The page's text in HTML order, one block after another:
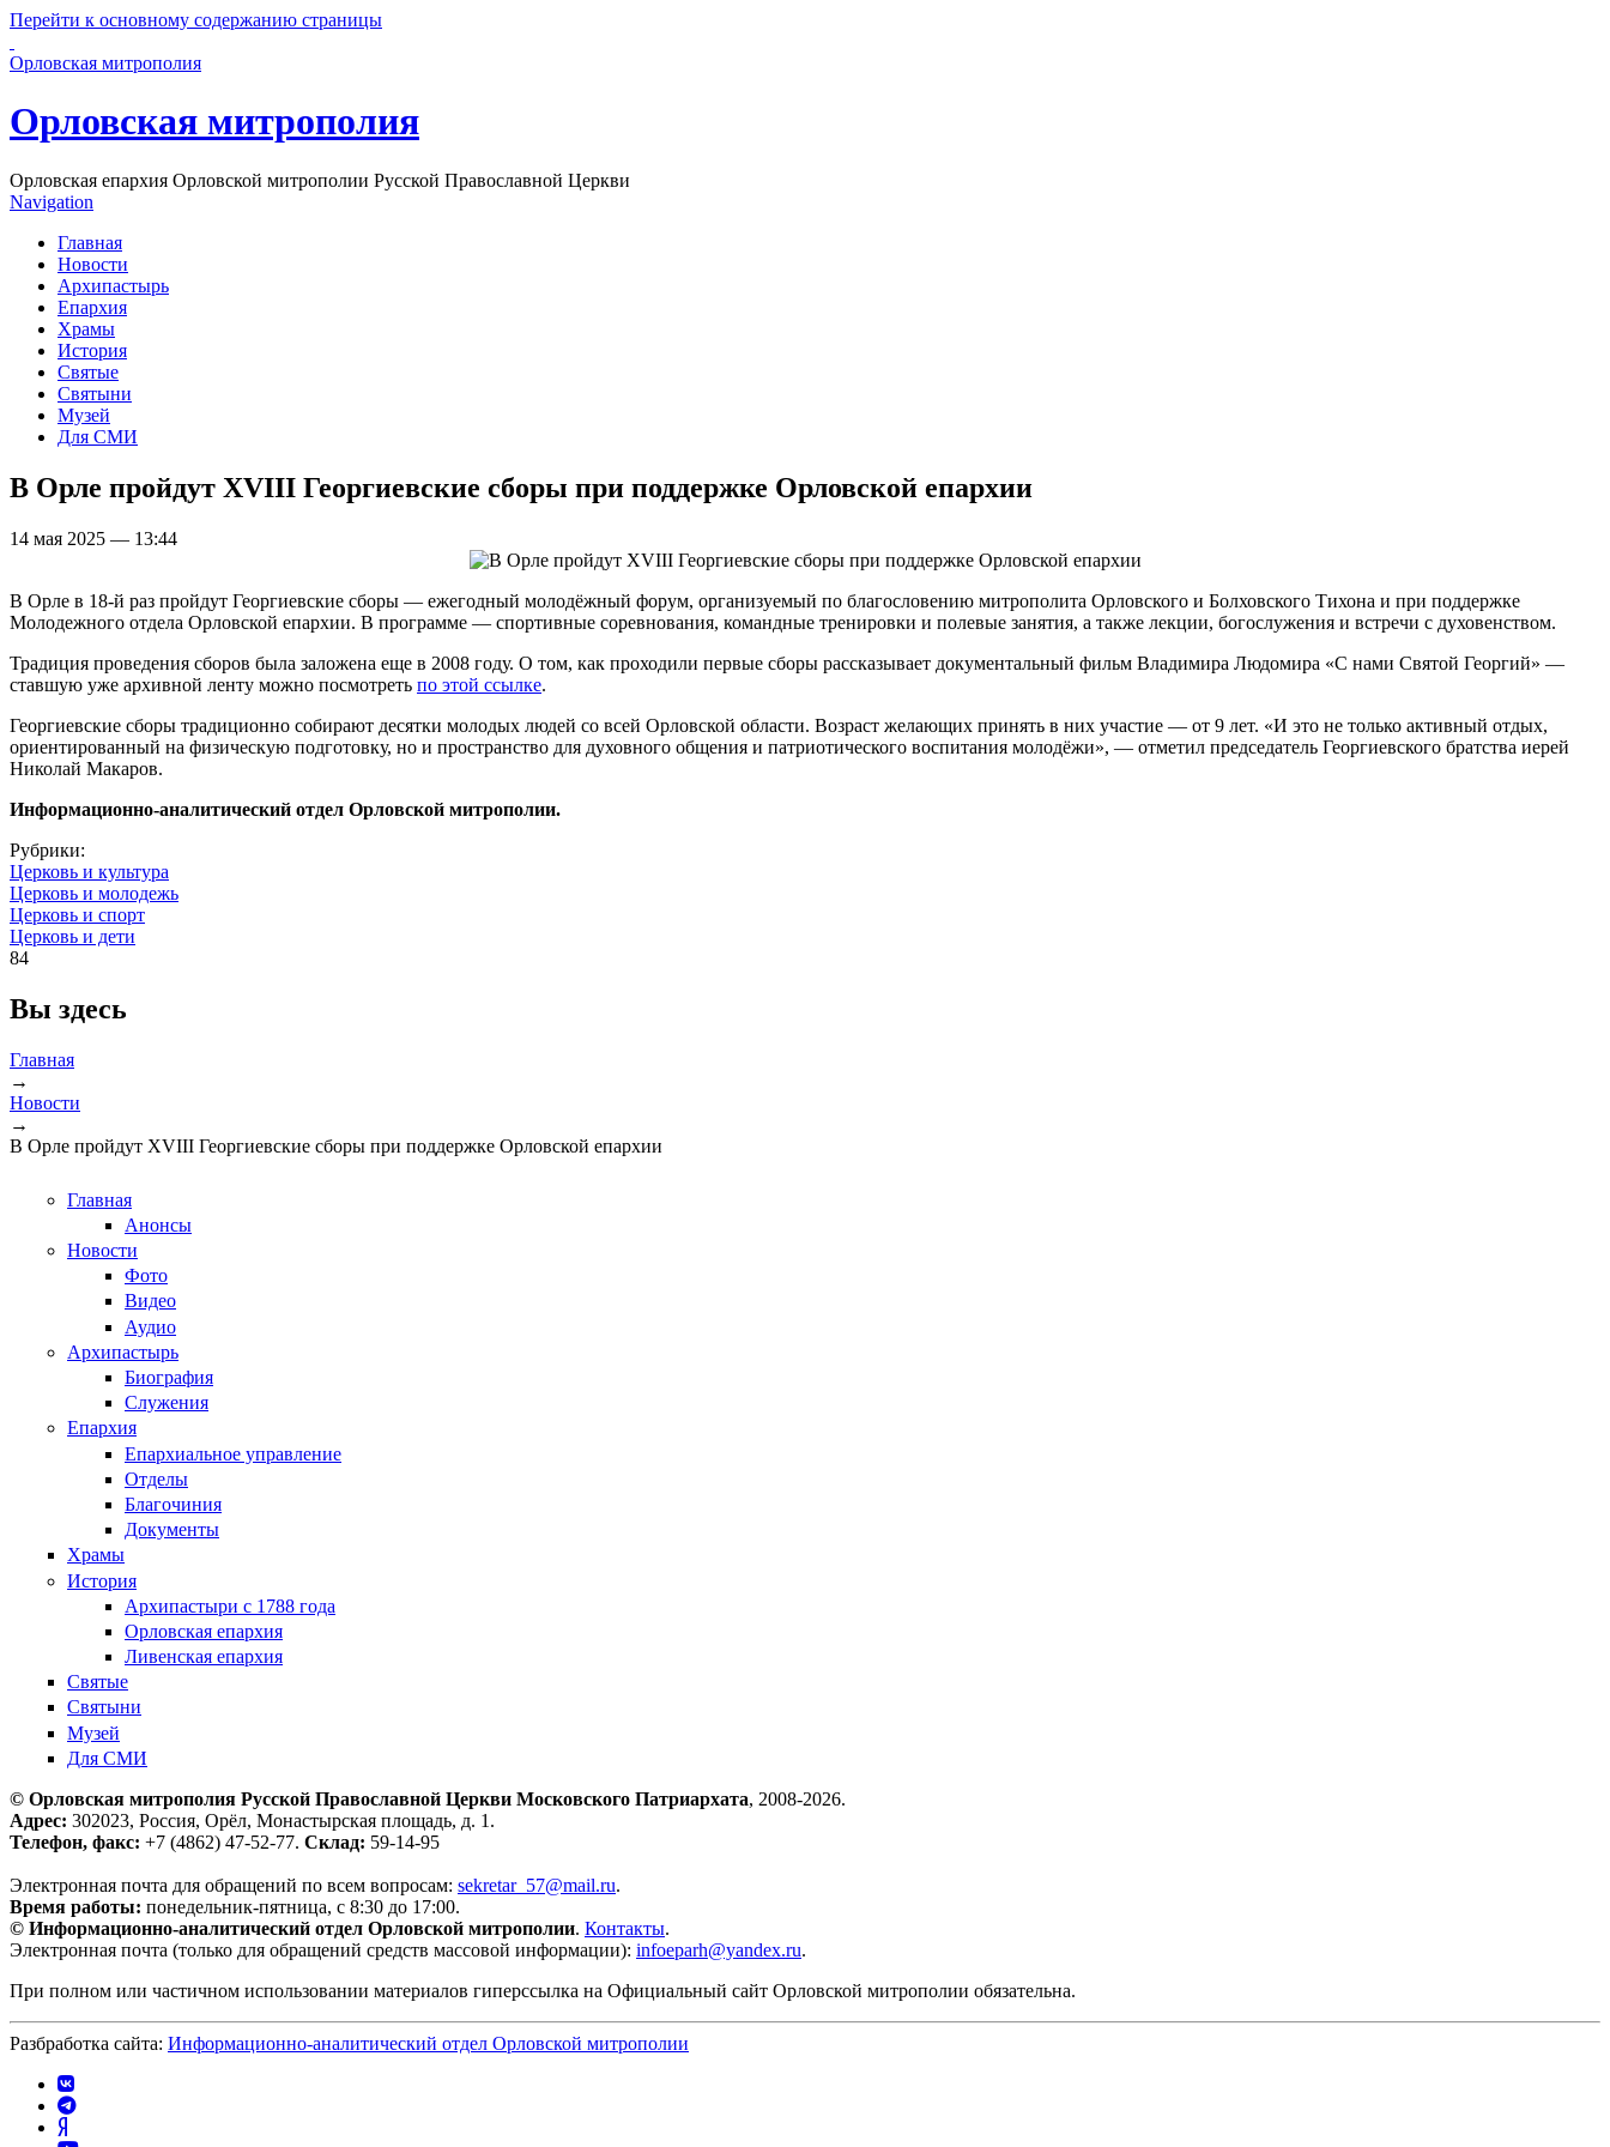
Перейти к основному содержанию страницы
Орловская митрополия
Орловская митрополия
Орловская епархия Орловской митрополии Русской Православной Церкви
Navigation
Главная
Новости
Архипастырь
Епархия
Храмы
История
Святые
Святыни
Музей
Для СМИ
В Орле пройдут XVIII Георгиевские сборы при поддержке Орловской епархии
14 мая 2025 — 13:44
В Орле в 18-й раз пройдут Георгиевские сборы — ежегодный молодёжный форум, организуемый по благословению митрополита Орловского и Болховского Тихона и при поддержке
Молодежного отдела Орловской епархии. В программе — спортивные соревнования, командные тренировки и полевые занятия, а также лекции, богослужения и встречи с духовенством.
Традиция проведения сборов была заложена еще в 2008 году. О том, как проходили первые сборы рассказывает документальный фильм Владимира Людомира «С нами Святой Георгий» —
ставшую уже архивной ленту можно посмотреть по этой ссылке.
Георгиевские сборы традиционно собирают десятки молодых людей со всей Орловской области. Возраст желающих принять в них участие — от 9 лет. «И это не только активный отдых,
ориентированный на физическую подготовку, но и пространство для духовного общения и патриотического воспитания молодёжи», — отметил председатель Георгиевского братства иерей
Николай Макаров.
Информационно-аналитический отдел Орловской митрополии.
Рубрики:
Церковь и культура
Церковь и молодежь
Церковь и спорт
Церковь и дети
84
Вы здесь
Главная
→
Новости
→
В Орле пройдут XVIII Георгиевские сборы при поддержке Орловской епархии
Главная
Анонсы
Новости
Фото
Видео
Аудио
Архипастырь
Биография
Служения
Епархия
Епархиальное управление
Отделы
Благочиния
Документы
Храмы
История
Архипастыри с 1788 года
Орловская епархия
Ливенская епархия
Святые
Святыни
Музей
Для СМИ
© Орловская митрополия Русской Православной Церкви Московского Патриархата, 2008-2026.
Адрес: 302023, Россия, Орёл, Монастырская площадь, д. 1.
Телефон, факс: +7 (4862) 47-52-77. Склад: 59-14-95
Электронная почта для обращений по всем вопросам: sekretar_57@mail.ru.
Время работы: понедельник-пятница, с 8:30 до 17:00.
© Информационно-аналитический отдел Орловской митрополии. Контакты.
Электронная почта (только для обращений средств массовой информации): infoeparh@yandex.ru.
При полном или частичном использовании материалов гиперссылка на Официальный сайт Орловской митрополии обязательна.
Разбработка сайта: Информационно-аналитический отдел Орловской митрополии